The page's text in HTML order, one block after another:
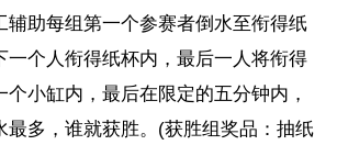
辅助每组第一个参赛者倒水至衔得纸
一个人衔得纸杯内，最后一人将衔得
小缸内，最后在限定的五分钟内，
最多，谁就获胜。(获胜组奖品：抽纸